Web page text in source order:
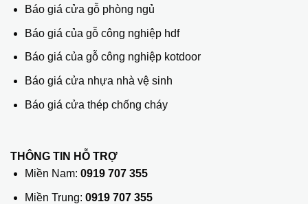
Báo giá cửa gỗ phòng ngủ
Báo giá của gỗ công nghiệp hdf
Báo giá của gỗ công nghiệp kotdoor
Báo giá cửa nhựa nhà vệ sinh
Báo giá cửa thép chống cháy
THÔNG TIN HỖ TRỢ
Miền Nam: 0919 707 355
Miền Trung: 0919 707 355